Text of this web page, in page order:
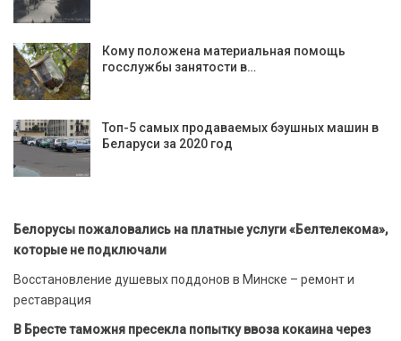
Кому положена материальная помощь
госслужбы занятости в…
Топ-5 самых продаваемых бэушных машин в
Беларуси за 2020 год
Белорусы пожаловались на платные услуги «Белтелекома»,
которые не подключали
Восстановление душевых поддонов в Минске – ремонт и
реставрация
В Бресте таможня пресекла попытку ввоза кокаина через